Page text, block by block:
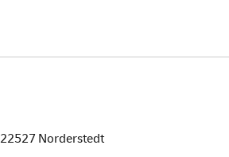
22527 Norderstedt